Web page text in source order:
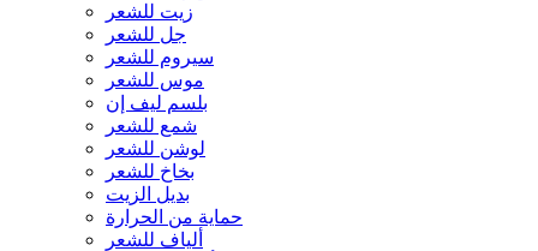
زيت للشعر
جل للشعر
سيروم للشعر
موس للشعر
بلسم ليف إن
شمع للشعر
لوشن للشعر
بخاخ للشعر
بديل الزيت
حماية من الحرارة
ألياف للشعر